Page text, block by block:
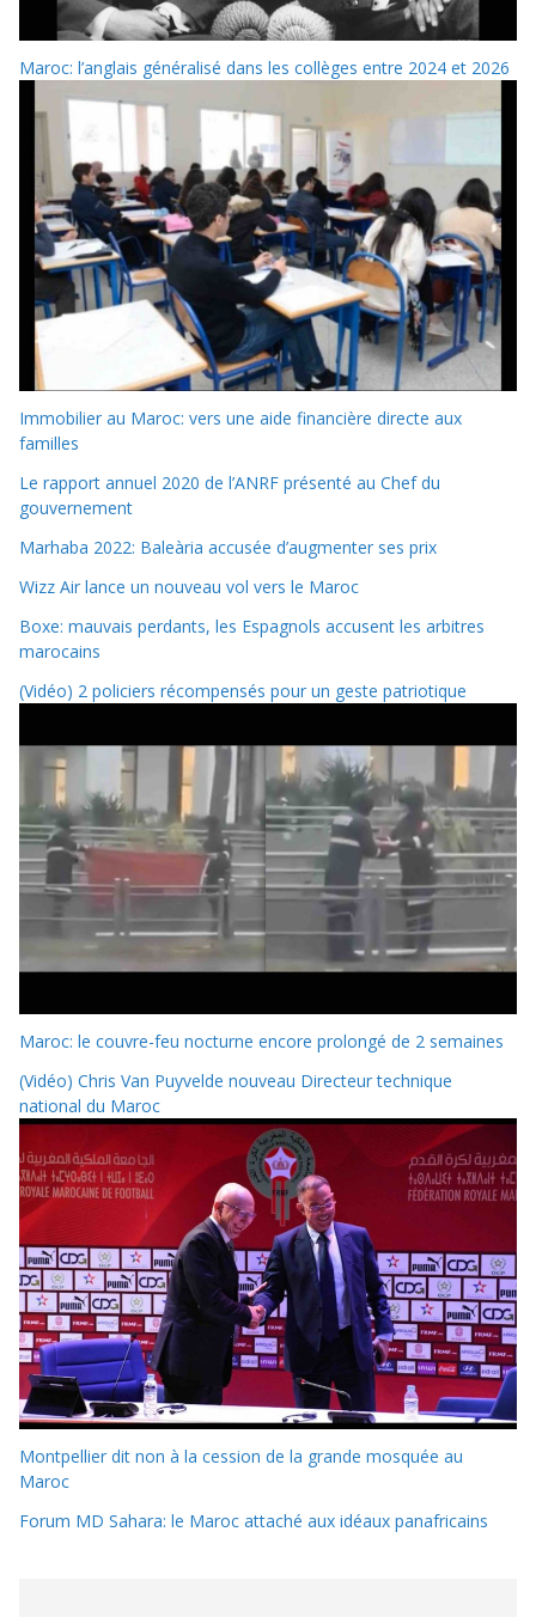
Maroc: l’anglais généralisé dans les collèges entre 2024 et 2026
Immobilier au Maroc: vers une aide financière directe aux
familles
Le rapport annuel 2020 de l’ANRF présenté au Chef du
gouvernement
Marhaba 2022: Baleària accusée d’augmenter ses prix
Wizz Air lance un nouveau vol vers le Maroc
Boxe: mauvais perdants, les Espagnols accusent les arbitres
marocains
(Vidéo) 2 policiers récompensés pour un geste patriotique
Maroc: le couvre-feu nocturne encore prolongé de 2 semaines
(Vidéo) Chris Van Puyvelde nouveau Directeur technique
national du Maroc
Montpellier dit non à la cession de la grande mosquée au
Maroc
Forum MD Sahara: le Maroc attaché aux idéaux panafricains